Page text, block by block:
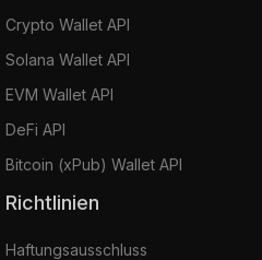
Crypto Wallet API
Solana Wallet API
EVM Wallet API
DeFi API
Bitcoin (xPub) Wallet API
Richtlinien
Haftungsausschluss